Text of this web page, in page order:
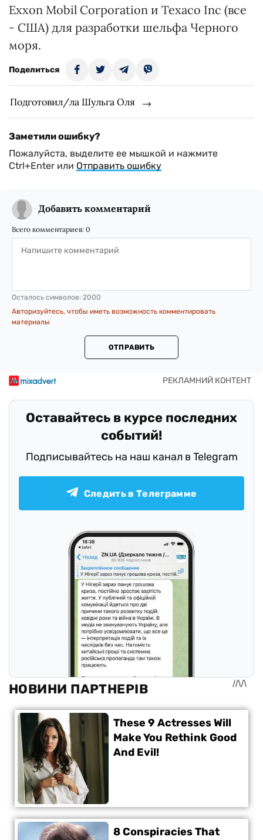
Exxon Mobil Corporation и Texaco Inc (все
- США) для разработки шельфа Черного
моря.
Поделиться
Подготовил/ла Шульга Оля
Заметили ошибку?
Пожалуйста, выделите ее мышкой и нажмите
Ctrl+Enter или Отправить ошибку
Добавить комментарий
Всего комментариев: 0
Осталось символов: 2000
Авторизуйтесь, чтобы иметь возможность комментировать
материалы
ОТПРАВИТЬ
Оставайтесь в курсе последних
событий!
Подписывайтесь на наш канал в Telegram
Следить в Телеграмме